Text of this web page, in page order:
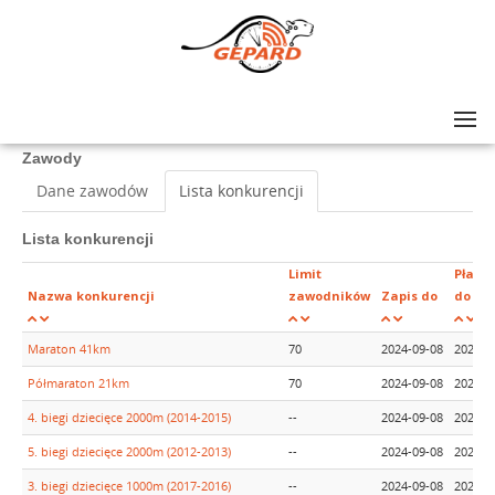
Zawody
Dane zawodów Lista konkurencji
Lista konkurencji
Nazwa konkurencji
Limit
zawodników
Zapis do
do
Maraton 41km 70 2024-09-08 2024-
Półmaraton 21km 70 2024-09-08 2024-
4. biegi dziecięce 2000m (2014-2015) -- 2024-09-08 2024-
5. biegi dziecięce 2000m (2012-2013) -- 2024-09-08 2024-
3. biegi dziecięce 1000m (2017-2016) -- 2024-09-08 2024-